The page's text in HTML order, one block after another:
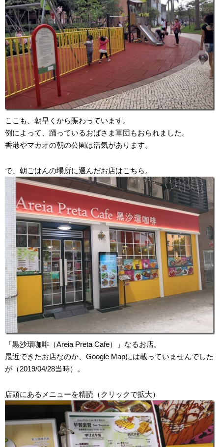
ここも、朝早くから賑わっています。
例によって、踊っているおばさま軍団もおられました。
香港やマカオの朝の公園は活気があります。
で、朝ごはんの場所に選んだお店はこちら。
「黒沙環咖啡（Areia Preta Cafe）」なるお店。
最近できたお店なのか、Google Mapには載っていませんでした
が（2019/04/28当時）。
店頭にあるメニューを精読（クリックで拡大）